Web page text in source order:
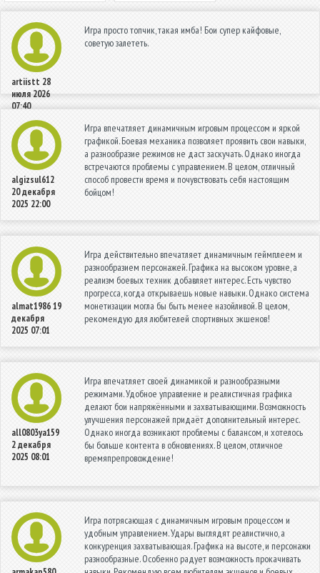
artiistt 28
июля 2026
07:40
Игра просто топчик, такая имба! Бои супер кайфовые,
советую залететь.
algizsul612
20 декабря
2025 22:00
Игра впечатляет динамичным игровым процессом и яркой
графикой. Боевая механика позволяет проявить свои навыки,
а разнообразие режимов не даст заскучать. Однако иногда
встречаются проблемы с управлением. В целом, отличный
способ провести время и почувствовать себя настоящим
бойцом!
almat198619
декабря
2025 07:01
Игра действительно впечатляет динамичным геймплеем и
разнообразием персонажей. Графика на высоком уровне, а
реализм боевых техник добавляет интерес. Есть чувство
прогресса, когда открываешь новые навыки. Однако система
монетизации могла бы быть менее назойливой. В целом,
рекомендую для любителей спортивных экшенов!
all0803ya159
2 декабря
2025 08:01
Игра впечатляет своей динамикой и разнообразными
режимами. Удобное управление и реалистичная графика
делают бои напряжёнными и захватывающими. Возможность
улучшения персонажей придаёт дополнительный интерес.
Однако иногда возникают проблемы с балансом, и хотелось
бы больше контента в обновлениях. В целом, отличное
времяпрепровождение!
Игра потрясающая с динамичным игровым процессом и
удобным управлением. Удары выглядят реалистично, а
конкуренция захватывающая. Графика на высоте, и персонажи
разнообразные. Особенно радует возможность прокачивать